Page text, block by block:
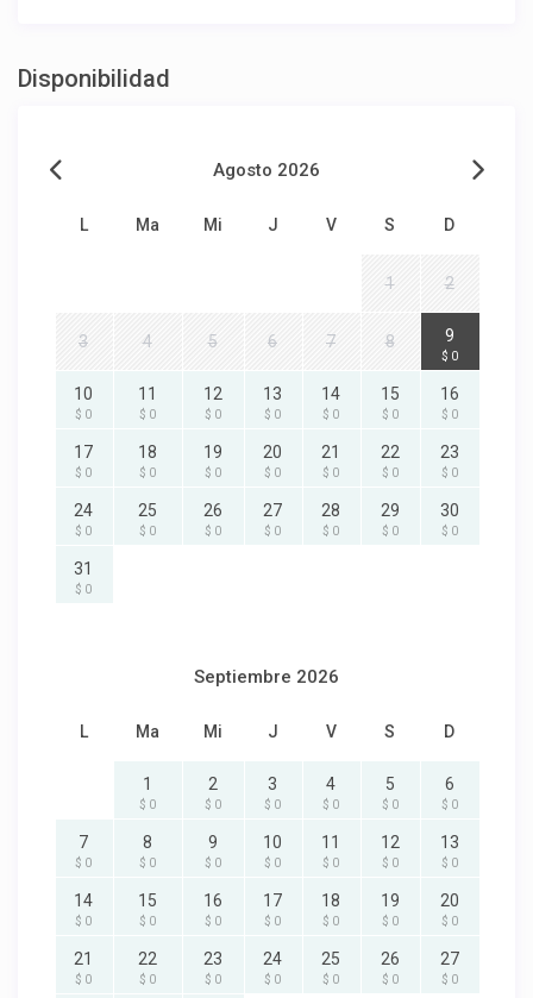
Disponibilidad
Agosto 2026
L Ma Mi J V S D
1 2
3 4 5 6 7 8 9
$ 0
10
$ 0
11
$ 0
12
$ 0
13
$ 0
14
$ 0
15
$ 0
16
$ 0
17
$ 0
18
$ 0
19
$ 0
20
$ 0
21
$ 0
22
$ 0
23
$ 0
24
$ 0
25
$ 0
26
$ 0
27
$ 0
28
$ 0
29
$ 0
30
$ 0
31
$ 0
Septiembre 2026
L Ma Mi J V S D
1
$ 0
2
$ 0
3
$ 0
4
$ 0
5
$ 0
6
$ 0
7
$ 0
8
$ 0
9
$ 0
10
$ 0
11
$ 0
12
$ 0
13
$ 0
14
$ 0
15
$ 0
16
$ 0
17
$ 0
18
$ 0
19
$ 0
20
$ 0
21
$ 0
22
$ 0
23
$ 0
24
$ 0
25
$ 0
26
$ 0
27
$ 0